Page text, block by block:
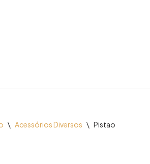
\ Acessórios Diversos \ Pistao